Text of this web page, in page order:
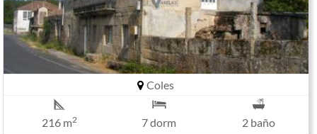
Coles
216 m2 7 dorm 2 baño